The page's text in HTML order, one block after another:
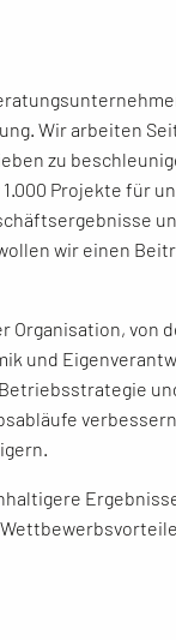
Wir arbeiten
zu
Projekte für
wir einen
Organisation, von
und